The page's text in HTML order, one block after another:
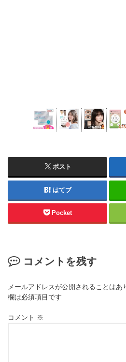
ポスト
はてブ
Pocket
コメントを残す
メールアドレスが公開されることはあ
欄は必須項目です
コメント ※